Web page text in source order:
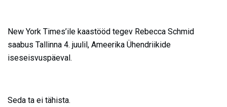
New York Times’ile kaastööd tegev Rebecca Schmid
saabus Tallinna 4. juulil, Ameerika Ühendriikide
iseseisvuspäeval.
Seda ta ei tähista.